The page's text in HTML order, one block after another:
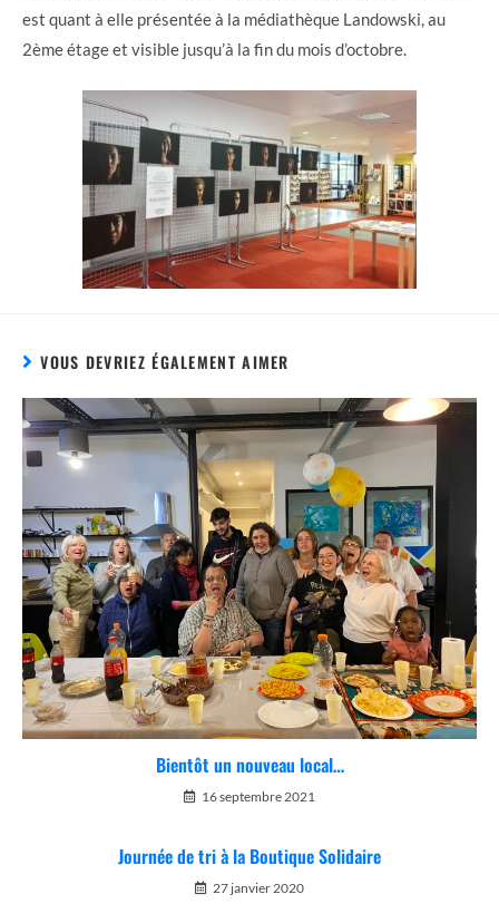
est quant à elle présentée à la médiathèque Landowski, au
2ème étage et visible jusqu’à la fin du mois d’octobre.
VOUS DEVRIEZ ÉGALEMENT AIMER
Bientôt un nouveau local…
16 septembre 2021
Journée de tri à la Boutique Solidaire
27 janvier 2020